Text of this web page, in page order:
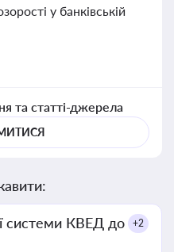
у банківській
та статті-джерела
системи КВЕД до
+2